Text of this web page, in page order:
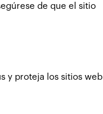
de que el sitio
y proteja los sitios web